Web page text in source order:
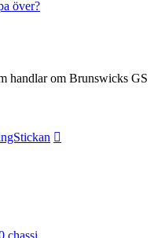
över?
handlar om Brunswicks GS